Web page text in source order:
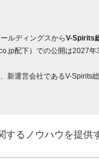
ルディングスからV-Spirits
配下）での公開は2027
運営会社であるV-Spirits
するノウハウを提供